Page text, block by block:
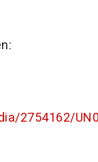
2754162/